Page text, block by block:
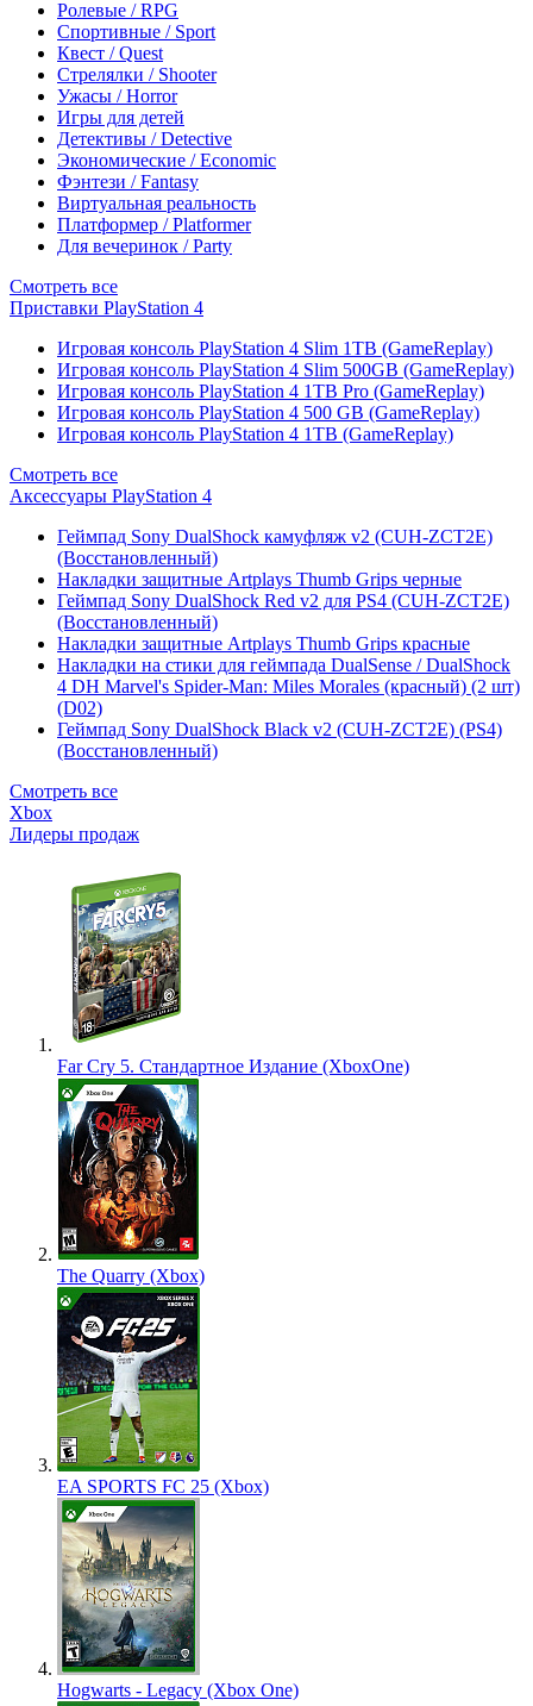
Ролевые / RPG
Спортивные / Sport
Квест / Quest
Стрелялки / Shooter
Ужасы / Horror
Игры для детей
Детективы / Detective
Экономические / Economic
Фэнтези / Fantasy
Виртуальная реальность
Платформер / Platformer
Для вечеринок / Party
Смотреть все
Приставки PlayStation 4
Игровая консоль PlayStation 4 Slim 1TB (GameReplay)
Игровая консоль PlayStation 4 Slim 500GB (GameReplay)
Игровая консоль PlayStation 4 1TB Pro (GameReplay)
Игровая консоль PlayStation 4 500 GB (GameReplay)
Игровая консоль PlayStation 4 1TB (GameReplay)
Смотреть все
Аксессуары PlayStation 4
Геймпад Sony DualShock камуфляж v2 (CUH-ZCT2E)
(Восстановленный)
Накладки защитные Artplays Thumb Grips черные
Геймпад Sony DualShock Red v2 для PS4 (CUH-ZCT2E)
(Восстановленный)
Накладки защитные Artplays Thumb Grips красные
Накладки на стики для геймпада DualSense / DualShock
4 DH Marvel's Spider-Man: Miles Morales (красный) (2 шт)
(D02)
Геймпад Sony DualShock Black v2 (CUH-ZCT2E) (PS4)
(Восстановленный)
Смотреть все
Xbox
Лидеры продаж
Far Cry 5. Стандартное Издание (XboxOne)
The Quarry (Xbox)
EA SPORTS FC 25 (Xbox)
Hogwarts - Legacy (Xbox One)